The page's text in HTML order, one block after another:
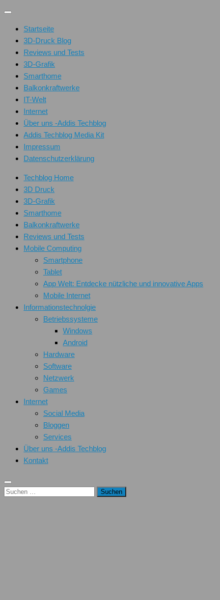
Unter
Inhalt
Startseite
3D-Druck Blog
Reviews und Tests
3D-Grafik
Smarthome
Balkonkraftwerke
IT-Welt
Internet
Über uns -Addis Techblog
Addis Techblog Media Kit
Impressum
Datenschutzerklärung
Techblog Home
3D Druck
3D-Grafik
Smarthome
Balkonkraftwerke
Reviews und Tests
Mobile Computing
Smartphone
Tablet
App Welt: Entdecke nützliche und innovative Apps
Mobile Internet
Informationstechnolgie
Betriebssysteme
Windows
Android
Hardware
Software
Netzwerk
Games
Internet
Social Media
Bloggen
Services
Über uns -Addis Techblog
Kontakt
Suchen